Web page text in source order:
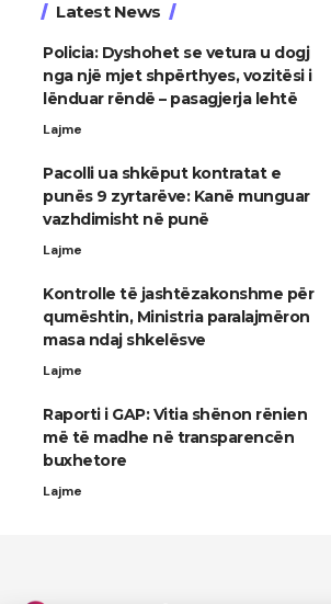
Latest News
Policia: Dyshohet se vetura u dogj
nga një mjet shpërthyes, vozitësi i
lënduar rëndë – pasagjerja lehtë
Lajme
Pacolli ua shkëput kontratat e
punës 9 zyrtarëve: Kanë munguar
vazhdimisht në punë
Lajme
Kontrolle të jashtëzakonshme për
qumështin, Ministria paralajmëron
masa ndaj shkelësve
Lajme
Raporti i GAP: Vitia shënon rënien
më të madhe në transparencën
buxhetore
Lajme